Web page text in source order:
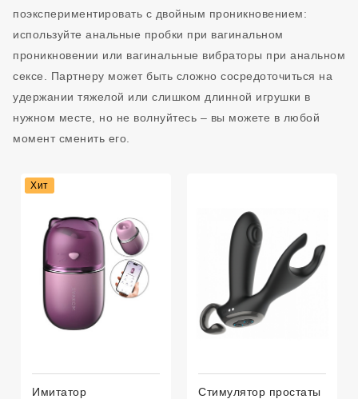
поэкспериментировать с двойным проникновением:
используйте анальные пробки при вагинальном
проникновении или вагинальные вибраторы при анальном
сексе. Партнеру может быть сложно сосредоточиться на
удержании тяжелой или слишком длинной игрушки в
нужном месте, но не волнуйтесь – вы можете в любой
момент сменить его.
Хит
Подарок С Заказом
Имитатор
Стимулятор простаты